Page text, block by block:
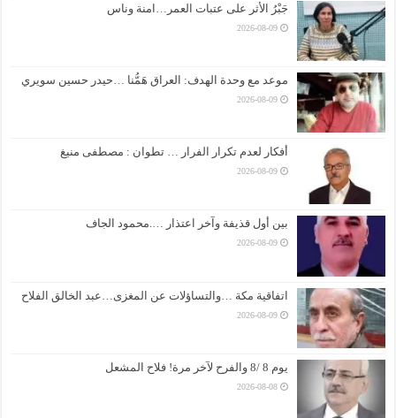
جَبْرُ الأثر على عتبات العمر…امنة وناس
2026-08-09
موعد مع وحدة الهدف: العراق هَمُّنا …حيدر حسين سويري
2026-08-09
أفكار لعدم تكرار الفرار … تطوان : مصطفى منيغ
2026-08-09
بين أول قذيفة وآخر اعتذار ….محمود الجاف
2026-08-09
اتفاقية مكة …والتساؤلات عن المغزى…عبد الخالق الفلاح
2026-08-09
يوم 8 /8 والفرح لآخر مرة! فلاح المشعل
2026-08-08